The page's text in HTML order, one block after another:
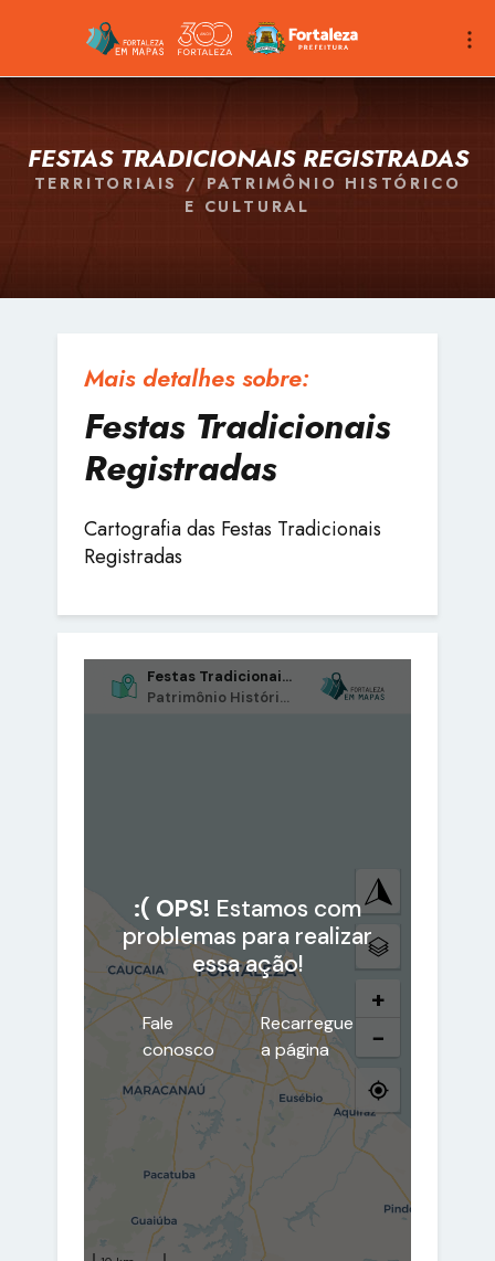
FESTAS TRADICIONAIS REGISTRADAS
TERRITORIAIS / PATRIMÔNIO HISTÓRICO
E CULTURAL
Mais detalhes sobre:
Festas Tradicionais
Registradas
Cartografia das Festas Tradicionais
Registradas